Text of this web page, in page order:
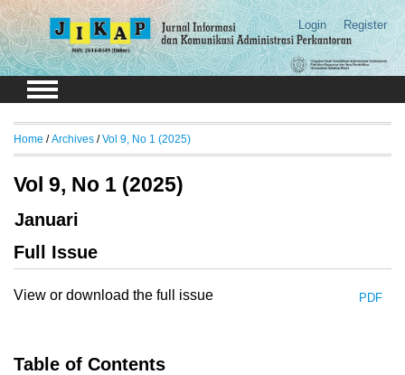
Login Register
Home /Archives /Vol 9, No 1 (2025)
Vol 9, No 1 (2025)
Januari
Full Issue
View or download the full issue PDF
Table of Contents